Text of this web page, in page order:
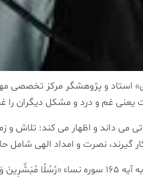
استاد و پژوهشگر مرکز تخصصی
غم و درد و مشکل دیگران را
می داند و اظهار می کند: تلاش
کار گیرند، نصرت و امداد الهی
این پژوهشگر دینی با اشاره به